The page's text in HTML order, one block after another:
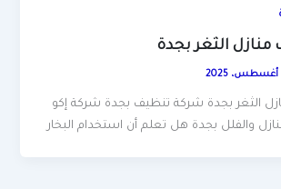
الثغر بجدة
الثغر بجدة شركة تنظيف بجدة شركة إكو
والفلل بجدة هل تعلم أن استخدام البخار